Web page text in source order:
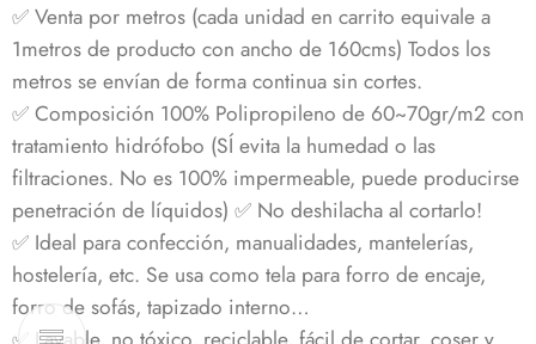
de clientes
✅ Venta por metros (cada unidad en carrito equivale a
1metros de producto con ancho de 160cms) Todos los
metros se envían de forma continua sin cortes.
✅ Composición 100% Polipropileno de 60~70gr/m2 con
tratamiento hidrófobo (SÍ evita la humedad o las
filtraciones. No es 100% impermeable, puede producirse
penetración de líquidos) ✅ No deshilacha al cortarlo!
✅ Ideal para confección, manualidades, mantelerías,
hostelería, etc. Se usa como tela para forro de encaje,
forro de sofás, tapizado interno…